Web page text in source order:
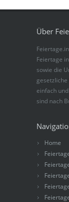
Über
Feiertage
sowie die
einfach
sind nach
Home